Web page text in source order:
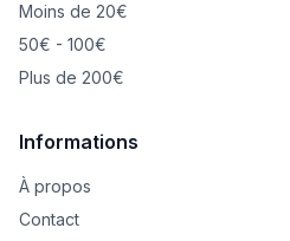
Moins de 20€
50€ - 100€
Plus de 200€
Informations
À propos
Contact